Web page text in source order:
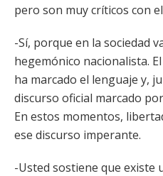
pero son muy críticos con
-Sí, porque en la sociedad
hegemónico nacionalista.
ha marcado el lenguaje y,
discurso oficial marcado
En estos momentos,
ese discurso imperante.
-Usted sostiene que existe